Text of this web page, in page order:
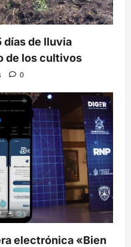
días de lluvia
de los cultivos
0
electrónica «Bien